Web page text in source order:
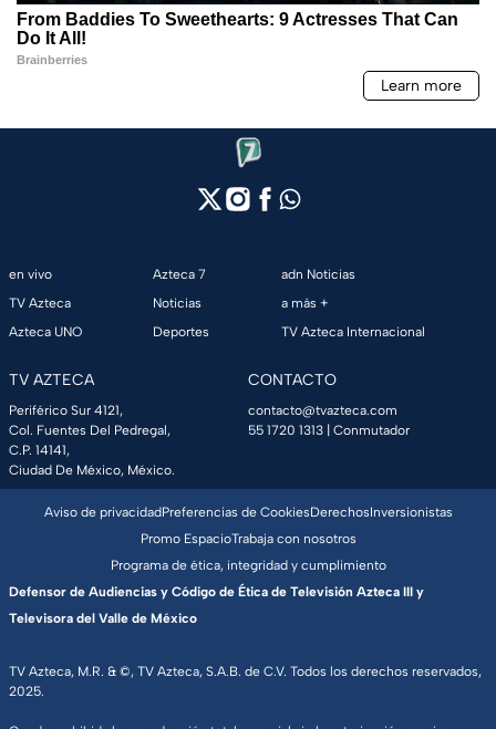
en vivo
TV Azteca
Azteca UNO
Azteca 7
Noticias
Deportes
adn Noticias
a más +
TV Azteca Internacional
TV AZTECA
Periférico Sur 4121,
Col. Fuentes Del Pedregal,
C.P. 14141,
Ciudad De México, México.
CONTACTO
contacto@tvazteca.com
55 1720 1313 | Conmutador
TV Azteca, M.R. & ©, TV Azteca, S.A.B. de C.V. Todos los derechos reservados,
2025.
Aviso de privacidadPreferencias de CookiesDerechosInversionistas
Promo EspacioTrabaja con nosotros
Programa de ética, integridad y cumplimiento
Defensor de Audiencias y Código de Ética de Televisión Azteca III y
Televisora del Valle de México